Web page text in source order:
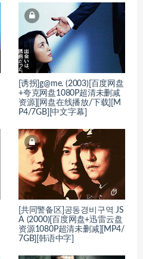
[诱拐]g@me. (2003)[百度网盘
+夸克网盘1080P超清未删减
资源][网盘在线播放/下载][M
P4/7GB][中文字幕]
[共同警备区]공동경비구역 JS
A (2000)[百度网盘+迅雷云盘
资源1080P超清未删减][MP4/
7GB][韩语中字]